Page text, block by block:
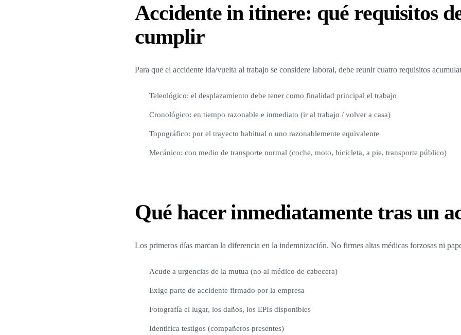
Accidente in itinere: qué requisitos
cumplir
Para que el accidente ida/vuelta al trabajo se considere laboral, debe reunir cuatro requisitos
Teleológico: el desplazamiento debe tener como finalidad principal el trabajo
Cronológico: en tiempo razonable e inmediato (ir al trabajo / volver a casa)
Topográfico: por el trayecto habitual o uno razonablemente equivalente
Mecánico: con medio de transporte normal (coche, moto, bicicleta, a pie, transporte público)
Qué hacer inmediatamente tras un
Los primeros días marcan la diferencia en la indemnización. No firmes altas médicas forzosas ni
Acude a urgencias de la mutua (no al médico de cabecera)
Exige parte de accidente firmado por la empresa
Fotografía el lugar, los daños, los EPIs disponibles
Identifica testigos (compañeros presentes)